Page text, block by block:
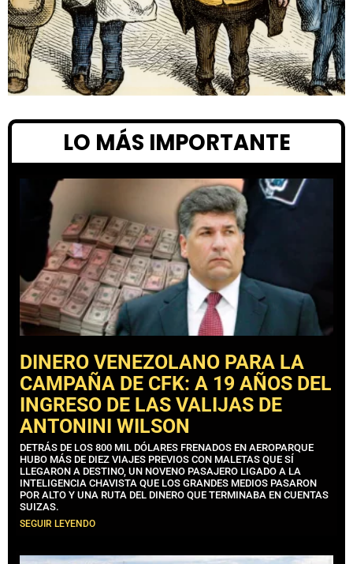
LO MÁS IMPORTANTE
DINERO VENEZOLANO PARA LA
CAMPAÑA DE CFK: A 19 AÑOS DEL
INGRESO DE LAS VALIJAS DE
ANTONINI WILSON
DETRÁS DE LOS 800 MIL DÓLARES FRENADOS EN AEROPARQUE
HUBO MÁS DE DIEZ VIAJES PREVIOS CON MALETAS QUE SÍ
LLEGARON A DESTINO, UN NOVENO PASAJERO LIGADO A LA
INTELIGENCIA CHAVISTA QUE LOS GRANDES MEDIOS PASARON
POR ALTO Y UNA RUTA DEL DINERO QUE TERMINABA EN CUENTAS
SUIZAS.
SEGUIR LEYENDO